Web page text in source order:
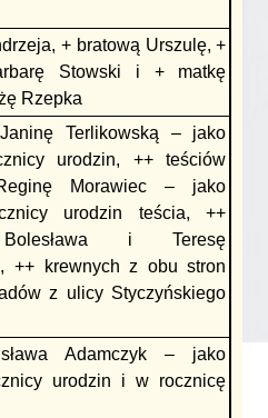
+ bratową Urszulę, +
Stowski i + matkę
Rzepka
Terlikowską – jako
urodzin, ++ teściów
Morawiec – jako
urodzin teścia, ++
i Teresę
++ krewnych z obu stron
z ulicy Styczyńskiego
Adamczyk – jako
urodzin i w rocznicę